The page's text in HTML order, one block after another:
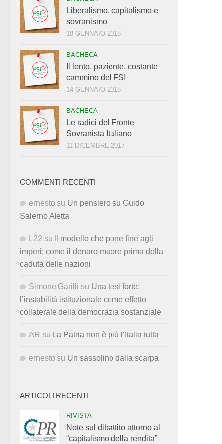
Liberalismo, capitalismo e
sovranismo
18 GENNAIO 2018
BACHECA
Il lento, paziente, costante
cammino del FSI
14 GENNAIO 2018
BACHECA
Le radici del Fronte
Sovranista Italiano
11 DICEMBRE 2017
COMMENTI RECENTI
ernesto su Un pensiero su Guido
Salerno Aletta
L22 su
Il modello che pone fine agli
imperi: come il denaro muore prima della
caduta delle nazioni
Simone Garilli su Una tesi forte:
l’instabilità istituzionale come effetto
collaterale della democrazia sostanziale
AR su La Patria non è più l’Italia tutta
ernesto su Un sassolino dalla scarpa
ARTICOLI RECENTI
RIVISTA
Note sul dibattito attorno al
“capitalismo della rendita”